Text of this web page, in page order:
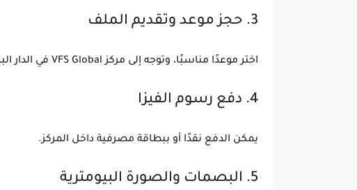
3. حجز موعد وتقديم الملف
اختر موعدًا مناسبًا، وتوجه إلى مركزVFS Global في الدار البيضاء أو الرباط أو طنجة
4. دفع رسوم الفيزا
يمكن الدفع نقدًا أو ببطاقة مصرفية داخل المركز.
5. البصمات والصورة البيومترية